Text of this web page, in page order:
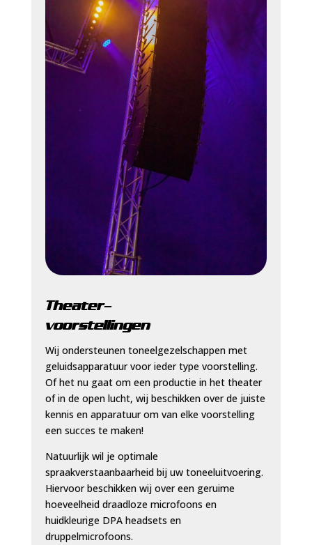
Theater-
voorstellingen
Wij ondersteunen toneelgezelschappen met
geluidsapparatuur voor ieder type voorstelling.
Of het nu gaat om een productie in het theater
of in de open lucht, wij beschikken over de juiste
kennis en apparatuur om van elke voorstelling
een succes te maken!
Natuurlijk wil je optimale
spraakverstaanbaarheid bij uw toneeluitvoering.
Hiervoor beschikken wij over een geruime
hoeveelheid draadloze microfoons en
huidkleurige DPA headsets en
druppelmicrofoons.